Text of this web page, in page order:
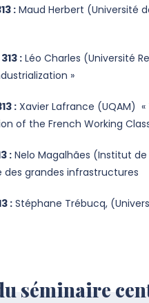
:Maud Herbert (Université
:Léo Charles (Université
»
: Xavier Lafrance (UQAM)
of the French Working Class,
: Nelo Magalhães (Institut
grandes infrastructures
: Stéphane Trébucq,
séminaire